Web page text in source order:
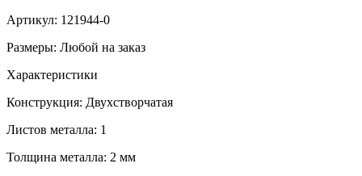
Артикул: 121944-0
Размеры: Любой на заказ
Характеристики
Конструкция: Двухстворчатая
Листов металла: 1
Толщина металла: 2 мм